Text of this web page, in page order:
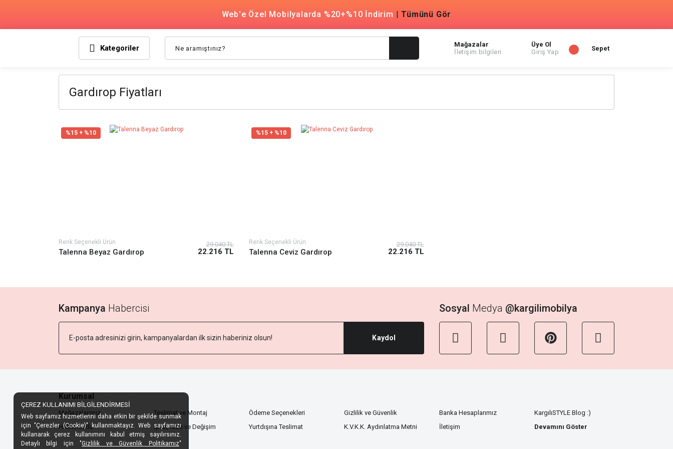
Web'e Özel Mobilyalarda %20+%10 İndirim |Tümünü Gör
Kategoriler
Mağazalar
İletişim bilgileri
Üye Ol
Giriş Yap
Sepet
Gardırop Fiyatları
%15 + %10
Renk Seçenekli Ürün
Talenna Beyaz Gardırop
29.040 TL
22.216 TL
%15 + %10
Renk Seçenekli Ürün
Talenna Ceviz Gardırop
29.040 TL
22.216 TL
Kampanya Habercisi
Kaydol
Sosyal Medya @kargilimobilya
Kurumsal
Mağazalarımız
Hakkımızda
Teslimat ve Montaj
İptal, İade ve Değişim
Ödeme Seçenekleri
Yurtdışına Teslimat
Gizlilik ve Güvenlik
K.V.K.K. Aydınlatma Metni
Banka Hesaplarımız
İletişim
KargılıSTYLE Blog :)
ÇEREZ KULLANIMI BİLGİLENDİRMESİ
Web sayfamız hizmetlerini daha etkin bir şekilde sunmak
için "Çerezler (Cookie)" kullanmaktayız. Web sayfamızı
kullanarak çerez kullanımını kabul etmiş sayılırsınız.
Detaylı bilgi için "Gizlilik ve Güvenlik Politikamız"